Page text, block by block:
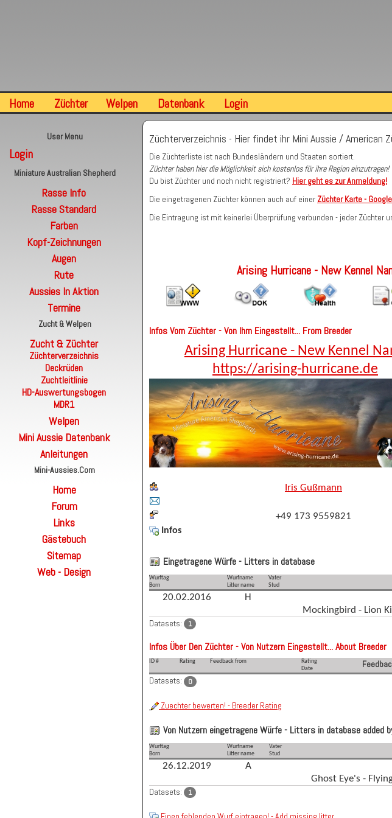
Home Züchter Welpen Datenbank Login
User Menu
Login
Miniature Australian Shepherd
Rasse Info
Rasse Standard
Farben
Kopf-Zeichnungen
Augen
Rute
Aussies In Aktion
Termine
Zucht & Welpen
Zucht & Züchter
Züchterverzeichnis
Deckrüden
Zuchtleitlinie
HD-Auswertungsbogen
MDR1
Welpen
Mini Aussie Datenbank
Anleitungen
Mini-Aussies.com
Home
Forum
Links
Gästebuch
Sitemap
Web - Design
Züchterverzeichnis - Hier findet ihr Mini Aussie / American
Die Züchterliste ist nach Bundesländern und Staaten sortiert.
Züchter haben hier die Möglichkeit sich kostenlos für ihre Region einzutragen!
Du bist Züchter und noch nicht registriert? Hier geht es zur Anmeldung!
Die eingetragenen Züchter können auch auf einer Züchter Karte -
Die Eintragung ist mit keinerlei Überprüfung verbunden - jeder Züchter
Arising Hurricane - New Kennel
Infos Vom Züchter - Von Ihm Eingestellt... From Breeder
Arising Hurricane - New Kennel
https://arising-hurricane.de
Iris Gußmann
+49 173 9559821
Infos
Eingetragene Würfe - Litters in database
Wurftag
Born
Wurfname
Litter name
Vater
Stud
20.02.2016
H
Mockingbird - Lion
Datasets: 1
Infos Über Den Züchter - Von Nutzern Eingestellt... About Breeder
ID # Rating Feedback from
Rating
Date
Datasets: 0
Zuechter bewerten! - Breeder Rating
Von Nutzern eingetragene Würfe - Litters in database added
Wurftag
Born
Wurfname
Litter name
Vater
Stud
26.12.2019
A
Ghost Eye's -
Datasets: 1